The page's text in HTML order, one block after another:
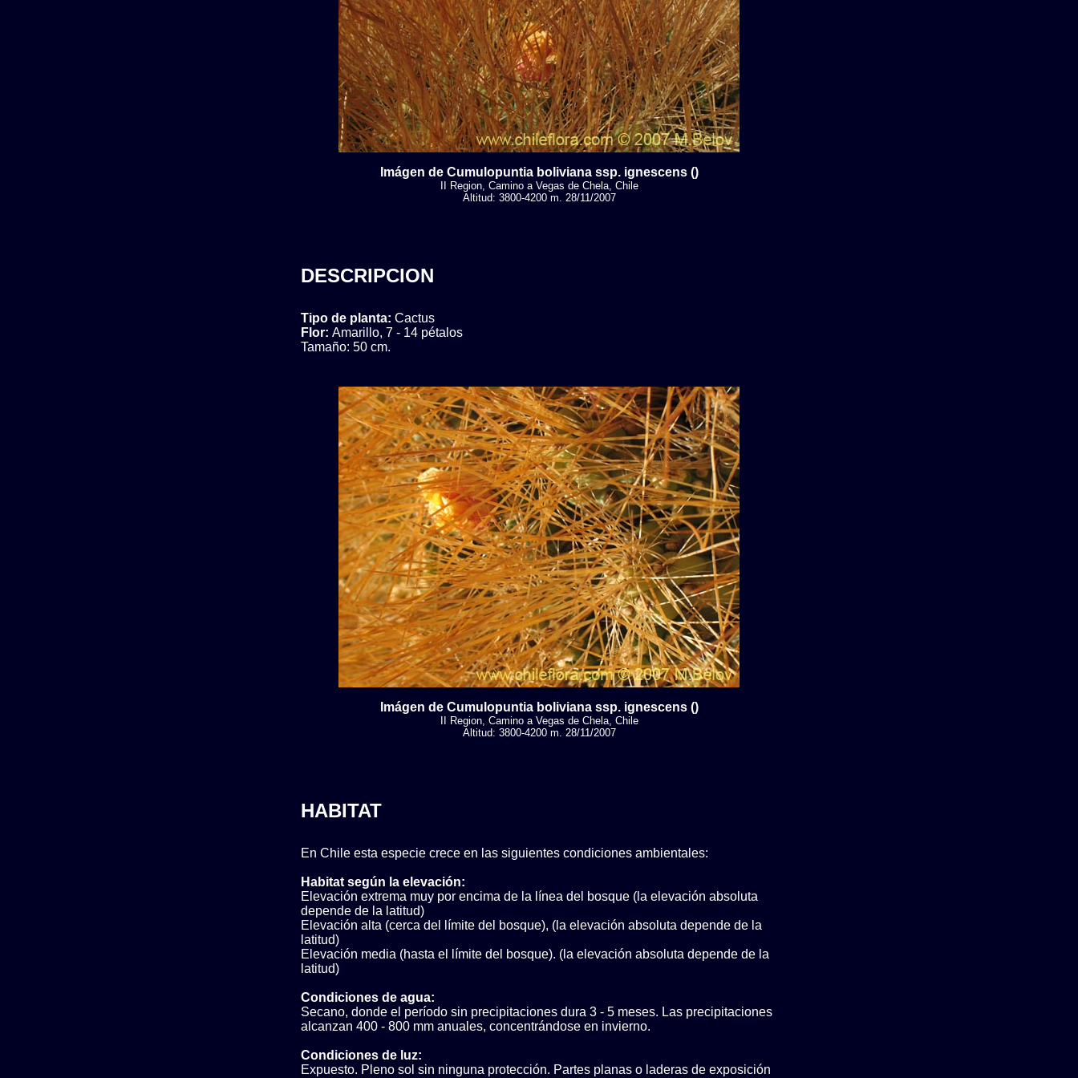
Imágen de Cumulopuntia boliviana ssp. ignescens ()
II Region, Camino a Vegas de Chela, Chile
Altitud: 3800-4200 m. 28/11/2007
DESCRIPCION
Tipo de planta: Cactus
Flor: Amarillo, 7 - 14 pétalos
Tamaño: 50 cm.
Imágen de Cumulopuntia boliviana ssp. ignescens ()
II Region, Camino a Vegas de Chela, Chile
Altitud: 3800-4200 m. 28/11/2007
HABITAT
En Chile esta especie crece en las siguientes condiciones ambientales:
Habitat según la elevación:
Elevación extrema muy por encima de la línea del bosque (la elevación absoluta
depende de la latitud)
Elevación alta (cerca del límite del bosque), (la elevación absoluta depende de la
latitud)
Elevación media (hasta el límite del bosque). (la elevación absoluta depende de la
latitud)
Condiciones de agua:
Secano, donde el período sin precipitaciones dura 3 - 5 meses. Las precipitaciones
alcanzan 400 - 800 mm anuales, concentrándose en invierno.
Condiciones de luz:
Expuesto. Pleno sol sin ninguna protección. Partes planas o laderas de exposición